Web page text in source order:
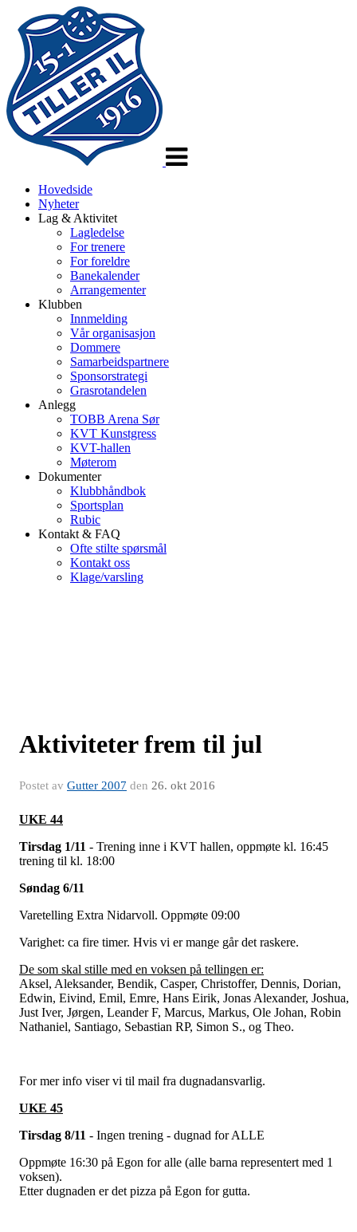
Hovedside
Nyheter
Lag & Aktivitet
Lagledelse
For trenere
For foreldre
Banekalender
Arrangementer
Klubben
Innmelding
Vår organisasjon
Dommere
Samarbeidspartnere
Sponsorstrategi
Grasrotandelen
Anlegg
TOBB Arena Sør
KVT Kunstgress
KVT-hallen
Møterom
Dokumenter
Klubbhåndbok
Sportsplan
Rubic
Kontakt & FAQ
Ofte stilte spørsmål
Kontakt oss
Klage/varsling
Aktiviteter frem til jul
Postet av Gutter 2007 den 26. okt 2016
UKE 44
Tirsdag 1/11 - Trening inne i KVT hallen, oppmøte kl. 16:45
trening til kl. 18:00
Søndag 6/11
Varetelling Extra Nidarvoll. Oppmøte 09:00
Varighet: ca fire timer. Hvis vi er mange går det raskere.
De som skal stille med en voksen på tellingen er:
Aksel, Aleksander, Bendik, Casper, Christoffer, Dennis, Dorian,
Edwin, Eivind, Emil, Emre, Hans Eirik, Jonas Alexander, Joshua,
Just Iver, Jørgen, Leander F, Marcus, Markus, Ole Johan, Robin
Nathaniel, Santiago, Sebastian RP, Simon S., og Theo.
For mer info viser vi til mail fra dugnadansvarlig.
UKE 45
Tirsdag 8/11 - Ingen trening - dugnad for ALLE
Oppmøte 16:30 på Egon for alle (alle barna representert med 1
voksen).
Etter dugnaden er det pizza på Egon for gutta.